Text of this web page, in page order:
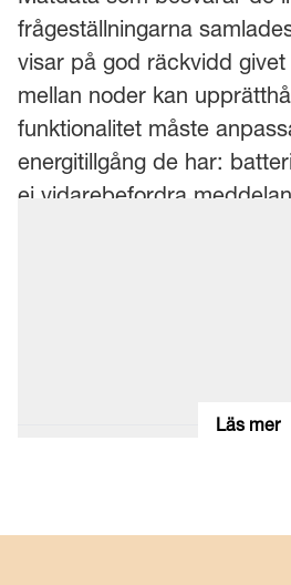
frågeställningarna
visar på god räckvidd givet
mellan noder kan
funktionalitet måste
energitillgång de har:
ej vidarebefordra
Läs mer